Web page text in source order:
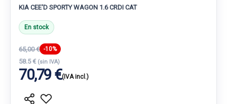
KIA CEE'D SPORTY WAGON 1.6 CRDI CAT
En stock
65,00 € -10%
58.5 € (sin IVA)
70,79 €(IVA incl.)